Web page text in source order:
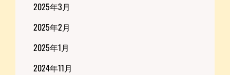
2025年3月
2025年2月
2025年1月
2024年11月